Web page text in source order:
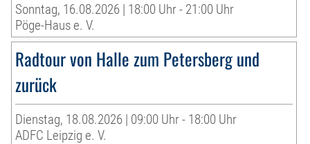
Sonntag, 16.08.2026 | 18:00 Uhr - 21:00 Uhr
Pöge-Haus e. V.
Radtour von Halle zum Petersberg und
zurück
Dienstag, 18.08.2026 | 09:00 Uhr - 18:00 Uhr
ADFC Leipzig e. V.